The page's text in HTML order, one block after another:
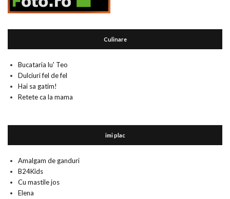
Culinare
Bucataria lu' Teo
Dulciuri fel de fel
Hai sa gatim!
Retete ca la mama
imi plac
Amalgam de ganduri
B24Kids
Cu mastile jos
Elena